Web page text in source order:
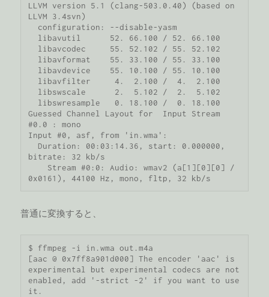
LLVM version 5.1 (clang-503.0.40) (based on
LLVM 3.4svn)
Guessed Channel Layout for  Input Stream
#0.0 : mono
Input #0, asf, from 'in.wma':
bitrate: 32 kb/s
0x0161), 44100 Hz, mono, fltp, 32 kb/s
普通に変換すると、
$ ffmpeg -i in.wma out.m4a
[aac @ 0x7ff8a901d000] The encoder 'aac' is
experimental but experimental codecs are not
enabled, add '-strict -2' if you want to use
it.